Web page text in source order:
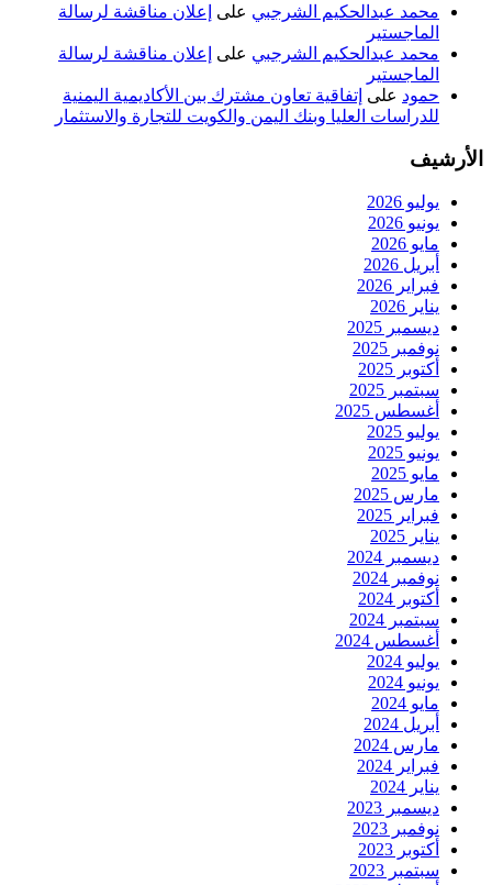
محمد عبدالحكيم الشرجبي على
إعلان مناقشة لرسالة
الماجستير
محمد عبدالحكيم الشرجبي على
إعلان مناقشة لرسالة
الماجستير
حمود على إتفاقية تعاون مشترك بين الأكاديمية اليمنية
للدراسات العليا وبنك اليمن والكويت للتجارة والاستثمار
الأرشيف
يوليو 2026
يونيو 2026
مايو 2026
أبريل 2026
فبراير 2026
يناير 2026
ديسمبر 2025
نوفمبر 2025
أكتوبر 2025
سبتمبر 2025
أغسطس 2025
يوليو 2025
يونيو 2025
مايو 2025
مارس 2025
فبراير 2025
يناير 2025
ديسمبر 2024
نوفمبر 2024
أكتوبر 2024
سبتمبر 2024
أغسطس 2024
يوليو 2024
يونيو 2024
مايو 2024
أبريل 2024
مارس 2024
فبراير 2024
يناير 2024
ديسمبر 2023
نوفمبر 2023
أكتوبر 2023
سبتمبر 2023